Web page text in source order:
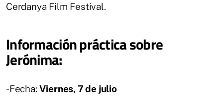
Cerdanya Film Festival.
Información práctica sobre
Jerónima:
-Fecha:Viernes, 7 de julio